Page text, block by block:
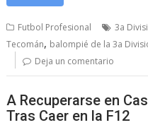
Futbol Profesional 3a
Tecomán, balompié de la 3a
Deja un comentario
A Recuperarse en
Tras Caer en la F12